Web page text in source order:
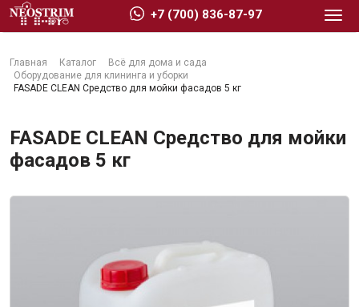
Главная Каталог
Всё для дома и сада
Оборудование для клининга и уборки
FASADE CLEAN Средство для мойки фасадов 5 кг
FASADE CLEAN Средство для мойки
фасадов 5 кг
+7 (700) 836-87-97
Стройматериалы
Сухие строительные смеси
Изоляционные материалы
Кровельные материалы